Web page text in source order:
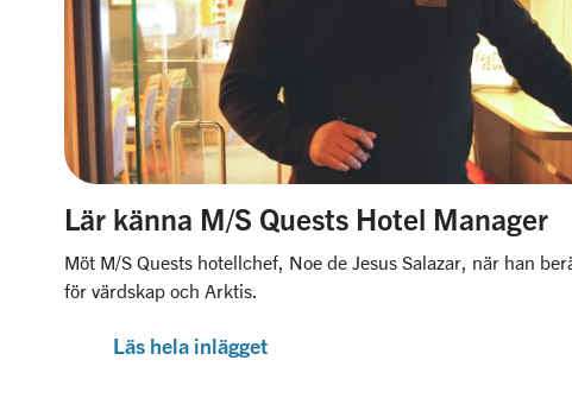
Lär känna M/S Quests Hotel Manager
Möt M/S Quests hotellchef, Noe de Jesus Salazar, när han
för värdskap och Arktis.
Läs hela inlägget